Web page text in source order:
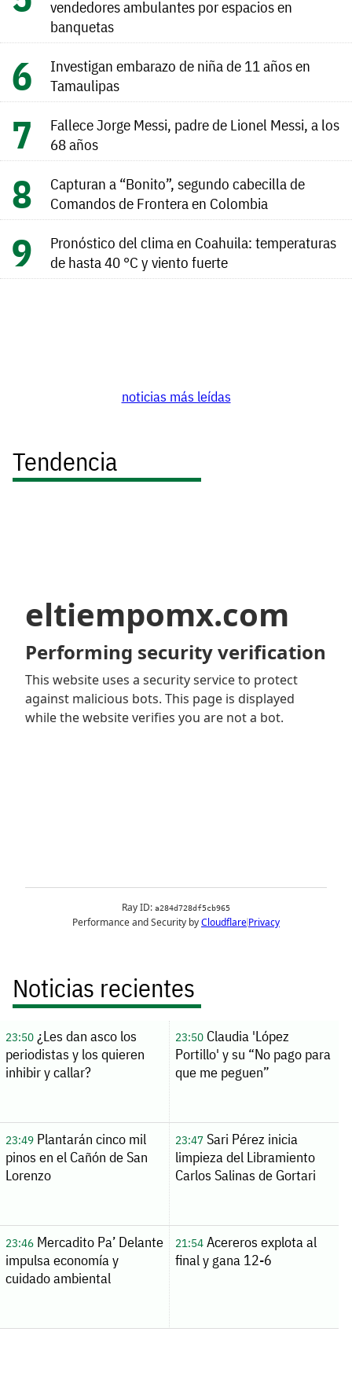
vendedores ambulantes por espacios en
banquetas
Investigan embarazo de niña de 11 años en
Tamaulipas
Fallece Jorge Messi, padre de Lionel Messi, a los
68 años
Capturan a “Bonito”, segundo cabecilla de
Comandos de Frontera en Colombia
Pronóstico del clima en Coahuila: temperaturas
de hasta 40 °C y viento fuerte
noticias más leídas
Tendencia
Noticias recientes
23:50¿Les dan asco los
periodistas y los quieren
inhibir y callar?
23:50Claudia 'López
Portillo' y su “No pago para
que me peguen”
23:49Plantarán cinco mil
pinos en el Cañón de San
Lorenzo
23:47Sari Pérez inicia
limpieza del Libramiento
Carlos Salinas de Gortari
23:46Mercadito Pa’ Delante
impulsa economía y
cuidado ambiental
21:54Acereros explota al
final y gana 12-6